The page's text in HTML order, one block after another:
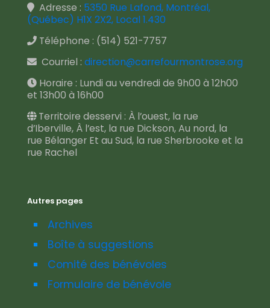
Adresse : 5350 Rue Lafond, Montréal,
(Québec) H1X 2X2, Local 1.430
Téléphone : (514) 521-7757
Courriel : direction@carrefourmontrose.org
Horaire : Lundi au vendredi de 9h00 à 12h00
et 13h00 à 16h00
Territoire desservi : À l’ouest, la rue
d’Iberville, À l’est, la rue Dickson, Au nord, la
rue Bélanger Et au Sud, la rue Sherbrooke et la
rue Rachel
Autres pages
Archives
Boîte à suggestions
Comité des bénévoles
Formulaire de bénévole